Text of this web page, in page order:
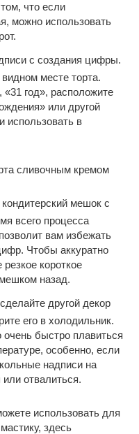
что если
можно использовать
с создания цифры.
месте торта.
год», расположите
или другой
использовать в
сливочным кремом
мешок с
всего процесса
вам избежать
Чтобы аккуратно
резкое короткое
назад.
другой декор
его в холодильник.
быстро плавиться
особенно, если
надписи на
или отвалиться.
использовать для
здесь